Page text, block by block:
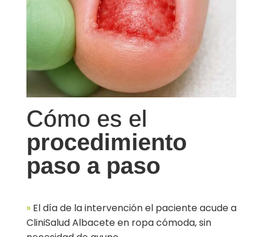
Cómo es el
procedimiento
paso a paso
» El día de la intervención el paciente acude a
CliniSalud Albacete en ropa cómoda, sin